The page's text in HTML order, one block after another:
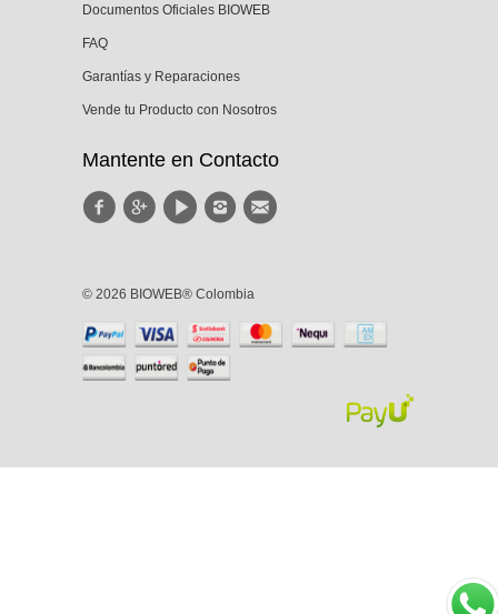
Documentos Oficiales BIOWEB
FAQ
Garantías y Reparaciones
Vende tu Producto con Nosotros
Mantente en Contacto
© 2026 BIOWEB® Colombia